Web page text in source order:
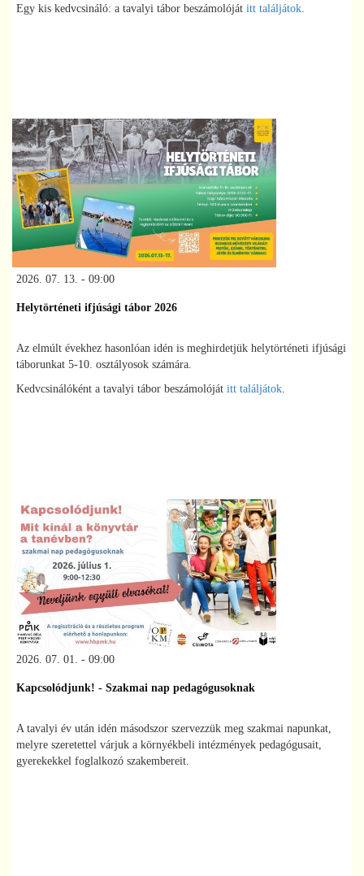
Egy kis kedvcsináló: a tavalyi tábor beszámolóját itt találjátok.
2026. 07. 13. - 09:00
Helytörténeti ifjúsági tábor 2026
Az elmúlt évekhez hasonlóan idén is meghirdetjük helytörténeti ifjúsági
táborunkat 5-10. osztályosok számára.
Kedvcsinálóként a tavalyi tábor beszámolóját itt találjátok.
2026. 07. 01. - 09:00
Kapcsolódjunk! - Szakmai nap pedagógusoknak
A tavalyi év után idén másodszor szervezzük meg szakmai napunkat,
melyre szeretettel várjuk a környékbeli intézmények pedagógusait,
gyerekekkel foglalkozó szakembereit.